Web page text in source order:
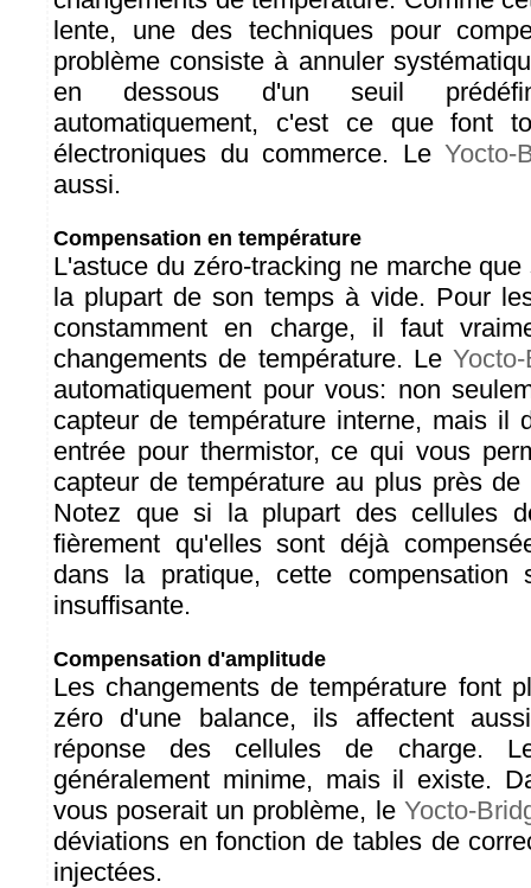
lente, une des techniques pour
problème consiste à annuler
en dessous d'un seuil
automatiquement, c'est ce que font
électroniques du commerce. LeYocto-
aussi.
Compensation en température
L'astuce du zéro-tracking ne marche
la plupart de son temps à vide. Pour
constamment en charge, il faut
changements de température. Le
automatiquement pour vous: non
capteur de température interne, mais il
entrée pour thermistor, ce qui vous
capteur de température au plus près
Notez que si la plupart des cellules
fièrement qu'elles sont déjà
dans la pratique, cette compensation
insuffisante.
Compensation d'amplitude
Les changements de température font
zéro d'une balance, ils affectent
réponse des cellules de charge.
généralement minime, mais il existe.
vous poserait un problème, le Yocto-
déviations en fonction de tables de
injectées.